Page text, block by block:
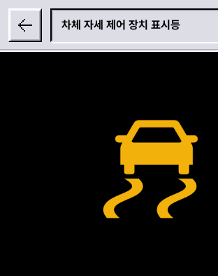
차체 자세 제어 장치 표시등